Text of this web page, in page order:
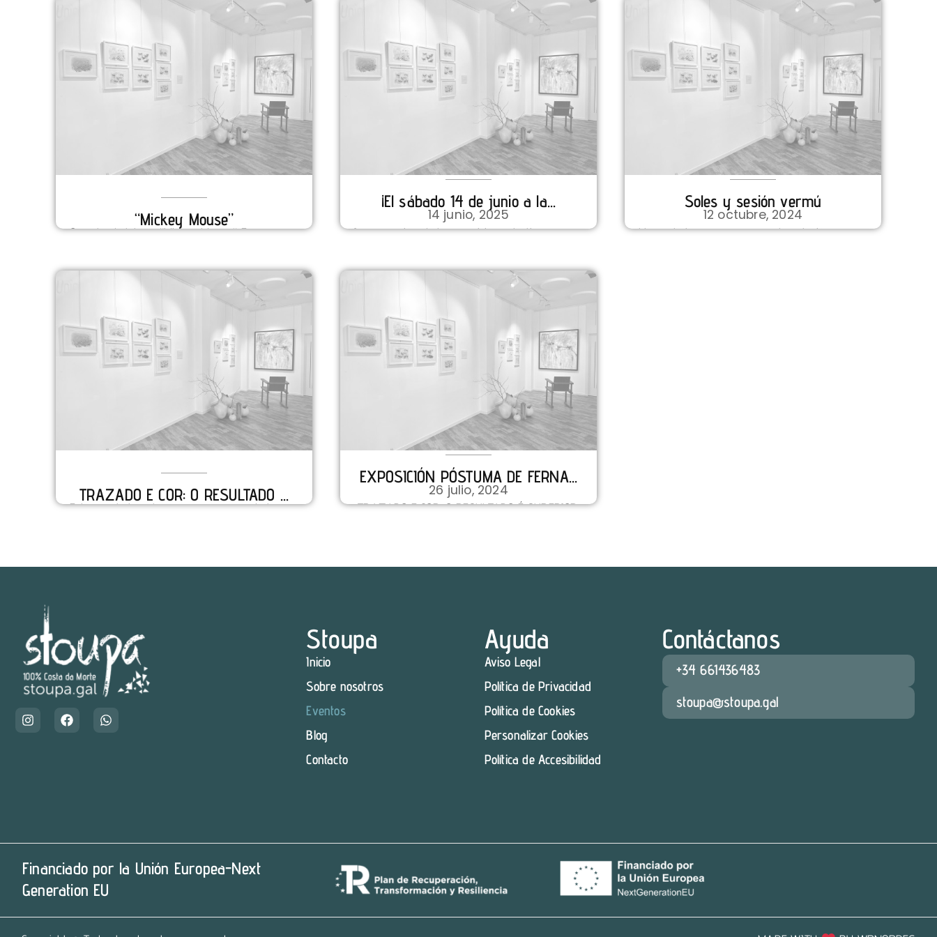
“Mickey Mouse”
O conto do lobo – “Mickey Mouse” En su
juega con la tran...
VER DETALLES
¡El sábado 14 de junio a la...
14 junio, 2025
Inauguración de la exposición colectiva
como cada año, Stoup...
VER DETALLES
Soles y sesión vermú
12 octubre, 2024
Llega el otoño, y como con la estación,
TRAZADO E COR: O RESULTADO ...
Este año la la galería ceense suspende la
VER DETALLES
EXPOSICIÓN PÓSTUMA DE FERNA...
26 julio, 2024
TRAZADO E COR: O RESULTADO É SUPERIOR
VER DETALLES
Stoupa
Inicio
Sobre nosotros
Eventos
Blog
Contacto
Ayuda
Aviso Legal
Política de Privacidad
Política de Cookies
Personalizar Cookies
Política de Accesibilidad
Contáctanos
+34 661436483
stoupa@stoupa.gal
Financiado por la Unión Europea-Next
Generation EU